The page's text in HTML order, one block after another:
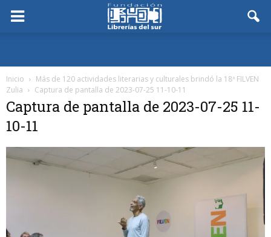
Inicio
Más de 120 actividades literarias y culturales brindó la 18ª FILVEN
Zulia
Captura de pantalla de 2023-07-25 11-10-11
Captura de pantalla de 2023-07-25 11-
10-11